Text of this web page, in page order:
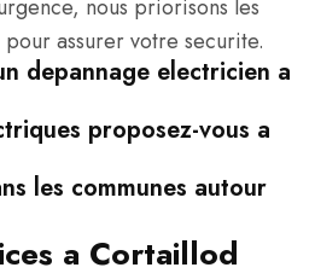
nous priorisons les
assurer votre securite.
depannage electricien a
proposez-vous a
les communes autour
a Cortaillod